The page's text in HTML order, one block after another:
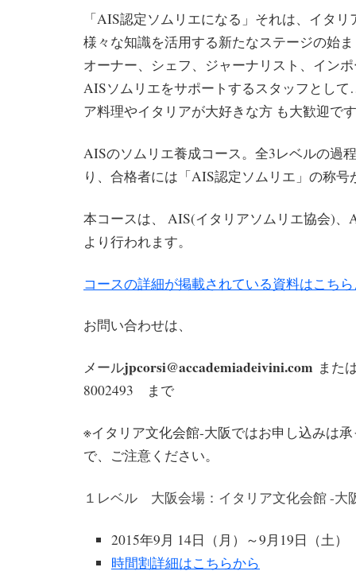
「AIS認定ソムリエになる」それは、イタ
様々な知識を活用する新たなステージの始
オーナー、シェフ、ジャーナリスト、イン
AISソムリエをサポートするスタッフとし
ア料理やイタリアが大好きな方 も大歓迎で
AISのソムリエ養成コース。全3レベルの過
り、合格者には「AIS認定ソムリエ」の称号
本コースは、 AIS(イタリアソムリエ協会)、
より行われます。
コースの詳細が掲載されている資料はこち
お問い合わせは、
メールjpcorsi@accademiadeivini.com また
8002493 まで
※イタリア文化会館-大阪ではお申し込みは
で、ご注意ください。
１レベル 大阪会場：イタリア文化会館 -大
2015年9月 14日（月）～9月19日（土）
時間割詳細はこちらから